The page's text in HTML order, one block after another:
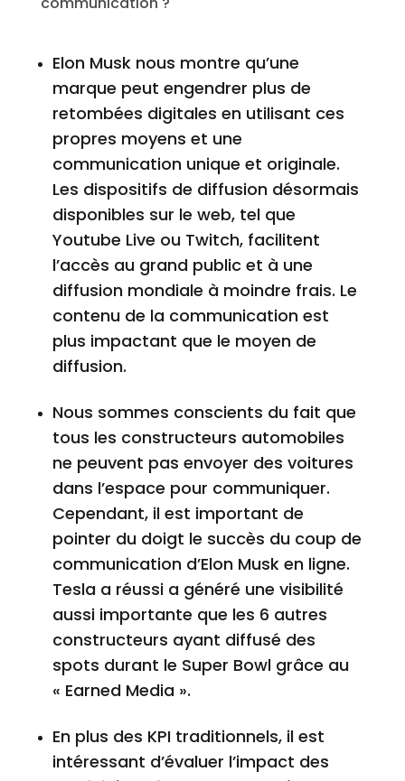
Elon Musk nous montre qu’une
marque peut engendrer plus de
retombées digitales en utilisant ces
propres moyens et une
communication unique et originale.
Les dispositifs de diffusion désormais
disponibles sur le web, tel que
Youtube Live ou Twitch, facilitent
l’accès au grand public et à une
diffusion mondiale à moindre frais. Le
contenu de la communication est
plus impactant que le moyen de
diffusion.
Nous sommes conscients du fait que
tous les constructeurs automobiles
ne peuvent pas envoyer des voitures
dans l’espace pour communiquer.
Cependant, il est important de
pointer du doigt le succès du coup de
communication d’Elon Musk en ligne.
Tesla a réussi a généré une visibilité
aussi importante que les 6 autres
constructeurs ayant diffusé des
spots durant le Super Bowl grâce au
« Earned Media ».
En plus des KPI traditionnels, il est
intéressant d’évaluer l’impact des